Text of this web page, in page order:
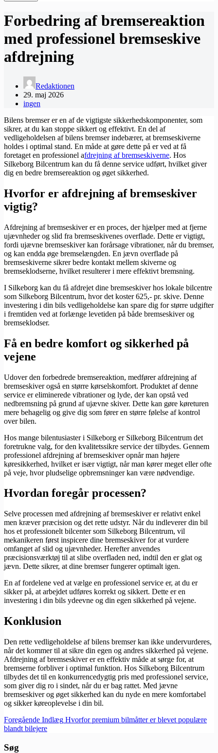
Forbedring af bremsereaktion
med professionel bremseskive
afdrejning
Redaktionen
29. maj 2026
ingen
Bilens bremser er en af de vigtigste sikkerhedskomponenter, som
sikrer, at du kan stoppe sikkert og effektivt. En del af
vedligeholdelsen af bilens bremser indebærer, at bremseskiverne
holdes i optimal stand. En måde at gøre dette på er ved at få
foretaget en professionel afdrejning af bremseskiverne. Hos
Silkeborg Bilcentrum kan du få denne service udført, hvilket giver
dig en bedre bremsereaktion og øget sikkerhed.
Hvorfor er afdrejning af bremseskiver
vigtig?
Afdrejning af bremseskiver er en proces, der hjælper med at fjerne
ujævnheder og slid fra bremseskivenes overflade. Dette er vigtigt,
fordi ujævne bremseskiver kan forårsage vibrationer, når du bremser,
og kan endda øge bremselængden. En jævn overflade på
bremseskiverne sikrer bedre kontakt mellem skiverne og
bremseklodserne, hvilket resulterer i mere effektivt bremsning.
I Silkeborg kan du få afdrejet dine bremseskiver hos lokale bilcentre
som Silkeborg Bilcentrum, hvor det koster 625,- pr. skive. Denne
investering i din bils vedligeholdelse kan spare dig for større udgifter
i fremtiden ved at forlænge levetiden på både bremseskiver og
bremseklodser.
Få en bedre komfort og sikkerhed på
vejene
Udover den forbedrede bremsereaktion, medfører afdrejning af
bremseskiver også en større kørselskomfort. Produktet af denne
service er eliminerede vibrationer og lyde, der kan opstå ved
nedbremsning på grund af ujævne skiver. Dette kan gøre køreturen
mere behagelig og give dig som fører en større følelse af kontrol
over bilen.
Hos mange bilentusiaster i Silkeborg er Silkeborg Bilcentrum det
foretrukne valg, for den kvalitetssikre service der tilbydes. Gennem
professionel afdrejning af bremseskiver opnår man højere
køresikkerhed, hvilket er især vigtigt, når man kører meget eller ofte
på veje, hvor pludselige opbremsninger kan være nødvendige.
Hvordan foregår processen?
Selve processen med afdrejning af bremseskiver er relativt enkel
men kræver præcision og det rette udstyr. Når du indleverer din bil
hos et professionelt bilcenter som Silkeborg Bilcentrum, vil
mekanikeren først inspicere dine bremseskiver for at vurdere
omfanget af slid og ujævnheder. Herefter anvendes
præcisionsværktøj til at slibe overfladen ned, indtil den er glat og
jævn. Dette sikrer, at dine bremser fungerer optimalt igen.
En af fordelene ved at vælge en professionel service er, at du er
sikker på, at arbejdet udføres korrekt og sikkert. Dette er en
investering i din bils ydeevne og din egen sikkerhed på vejene.
Konklusion
Den rette vedligeholdelse af bilens bremser kan ikke undervurderes,
når det kommer til at sikre din egen og andres sikkerhed på vejene.
Afdrejning af bremseskiver er en effektiv måde at sørge for, at
bremserne forbliver i optimal funktion. Hos Silkeborg Bilcentrum
tilbydes det til en konkurrencedygtig pris med professionel service,
som giver dig ro i sindet, når du er bag rattet. Med jævne
bremseskiver og øget sikkerhed kan du nyde en mere komfortabel
og sikker køreoplevelse i din bil.
Foregående Indlæg Hvorfor premium bilmåtter er blevet populære
blandt bilejere
Søg